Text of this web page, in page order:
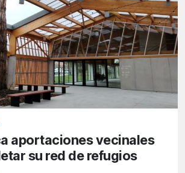
aportaciones vecinales
su red de refugios